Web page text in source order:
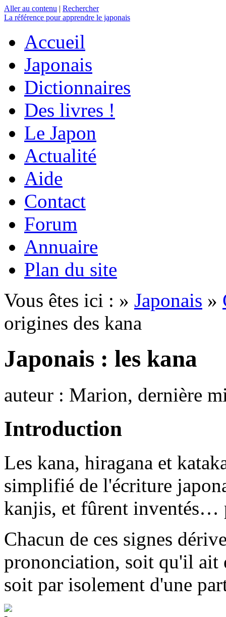
Aller au contenu | Rechercher
La référence pour apprendre le japonais
Accueil
Japonais
Dictionnaires
Des livres !
Le Japon
Actualité
Aide
Contact
Forum
Annuaire
Plan du site
Vous êtes ici : » Japonais »
origines des kana
Japonais : les kana
auteur : Marion, dernière
Introduction
Les kana, hiragana et
simplifié de l'écriture
kanjis, et fûrent inventés…
Chacun de ces signes
prononciation, soit qu'il ait
soit par isolement d'une